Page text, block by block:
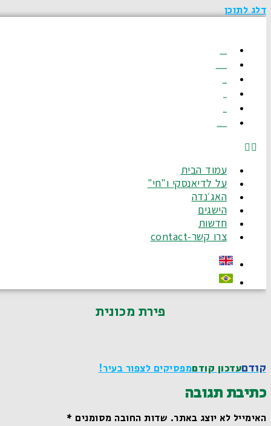
דלג לתוכן
עמוד הבית
על לדיאנסקי ו"חי"
האג׳נדה
הישגים
חדשות
צרו קשר-contact
פירת מכונית
קודםעדכון קודםמפסיקים לצפור בעיר!
כתיבת תגובה
האימייל לא יוצג באתר.שדות החובה מסומנים*